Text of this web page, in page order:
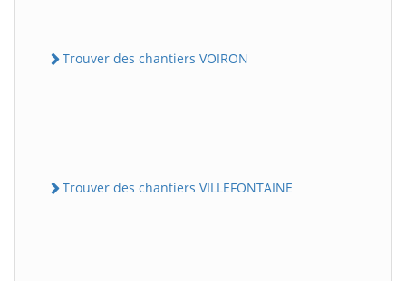
Trouver des chantiers VOIRON
Trouver des chantiers VILLEFONTAINE